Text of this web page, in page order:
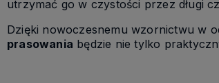
utrzymać go w czystości przez długi
Dzięki nowoczesnemu wzornictwu w
prasowania będzie nie tylko